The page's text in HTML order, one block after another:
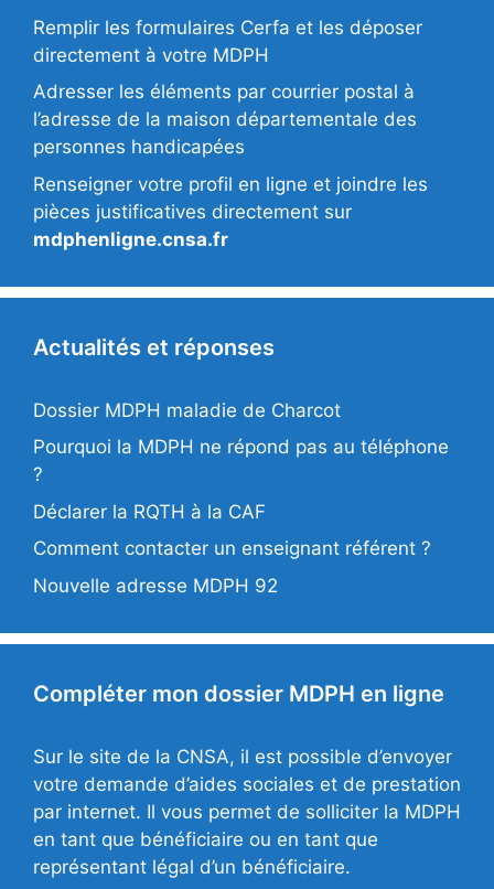
Remplir les formulaires Cerfa et les déposer
directement à votre MDPH
Adresser les éléments par courrier postal à
l’adresse de la maison départementale des
personnes handicapées
Renseigner votre profil en ligne et joindre les
pièces justificatives directement sur
mdphenligne.cnsa.fr
Actualités et réponses
Dossier MDPH maladie de Charcot
Pourquoi la MDPH ne répond pas au téléphone
?
Déclarer la RQTH à la CAF
Comment contacter un enseignant référent ?
Nouvelle adresse MDPH 92
Compléter mon dossier MDPH en ligne
Sur le site de la CNSA, il est possible d’envoyer
votre demande d’aides sociales et de prestation
par internet. Il vous permet de solliciter la MDPH
en tant que bénéficiaire ou en tant que
représentant légal d’un bénéficiaire.